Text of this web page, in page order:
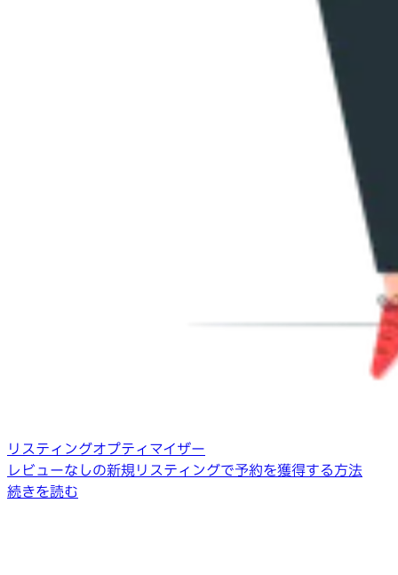
リスティングオプティマイザー
レビューなしの新規リスティングで予約を獲得する方法
続きを読む